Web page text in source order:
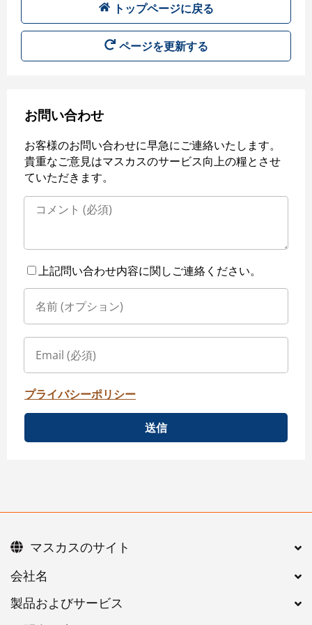
トップページに戻る
ページを更新する
お問い合わせ
お客様のお問い合わせに早急にご連絡いたします。
貴重なご意見はマスカスのサービス向上の糧とさせ
ていただきます。
上記問い合わせ内容に関しご連絡ください。
プライバシーポリシー
送信
会社名
製品およびサービス
マスカスのサイト